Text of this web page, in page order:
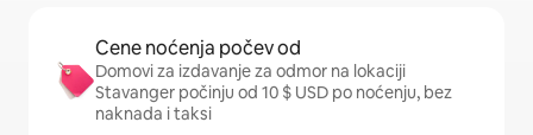
Cene noćenja počev od
Domovi za izdavanje za odmor na lokaciji
Stavanger počinju od 10 $ USD po noćenju, bez
naknada i taksi